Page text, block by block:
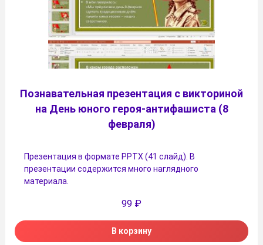
Познавательная презентация с викториной
на День юного героя-антифашиста (8
февраля)
Презентация в формате PPTX (41 слайд). В
презентации содержится много наглядного
материала.
99 ₽
В корзину